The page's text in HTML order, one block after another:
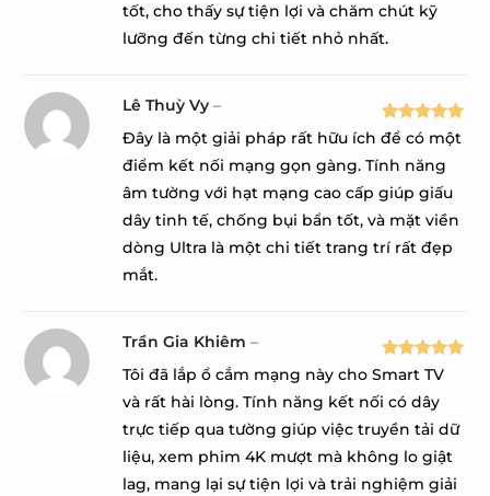
tốt, cho thấy sự tiện lợi và chăm chút kỹ
lưỡng đến từng chi tiết nhỏ nhất.
Được xếp
hạng 55
sao
Lê Thuỳ Vy–
Đây là một giải pháp rất hữu ích để có một
điểm kết nối mạng gọn gàng. Tính năng
âm tường với hạt mạng cao cấp giúp giấu
dây tinh tế, chống bụi bẩn tốt, và mặt viền
dòng Ultra là một chi tiết trang trí rất đẹp
mắt.
Được xếp
hạng5 5
sao
Trần Gia Khiêm–
Tôi đã lắp ổ cắm mạng này cho Smart TV
và rất hài lòng. Tính năng kết nối có dây
trực tiếp qua tường giúp việc truyền tải dữ
liệu, xem phim 4K mượt mà không lo giật
lag, mang lại sự tiện lợi và trải nghiệm giải